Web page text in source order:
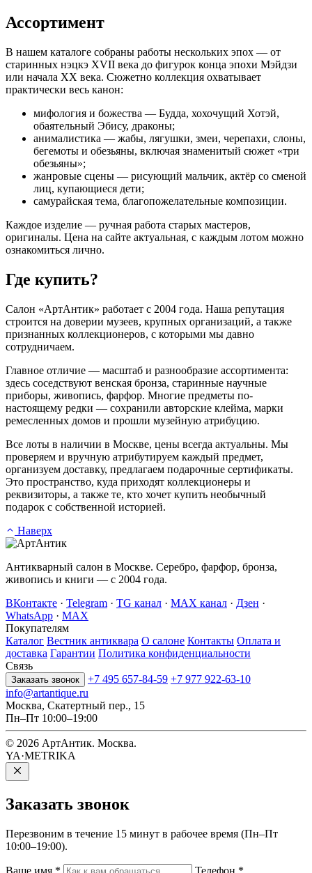
Ассортимент
В нашем каталоге собраны работы нескольких эпох — от
старинных нэцкэ XVII века до фигурок конца эпохи Мэйдзи
или начала XX века. Сюжетно коллекция охватывает
практически весь канон:
мифология и божества — Будда, хохочущий Хотэй,
обаятельный Эбису, драконы;
анималистика — жабы, лягушки, змеи, черепахи, слоны,
бегемоты и обезьяны, включая знаменитый сюжет «три
обезьяны»;
жанровые сцены — рисующий мальчик, актёр со сменой
лиц, купающиеся дети;
самурайская тема, благопожелательные композиции.
Каждое изделие — ручная работа старых мастеров,
оригиналы. Цена на сайте актуальная, с каждым лотом можно
ознакомиться лично.
Где купить?
Салон «АртАнтик» работает с 2004 года. Наша репутация
строится на доверии музеев, крупных организаций, а также
признанных коллекционеров, с которыми мы давно
сотрудничаем.
Главное отличие — масштаб и разнообразие ассортимента:
здесь соседствуют венская бронза, старинные научные
приборы, живопись, фарфор. Многие предметы по-
настоящему редки — сохранили авторские клейма, марки
ремесленных домов и прошли музейную атрибуцию.
Все лоты в наличии в Москве, цены всегда актуальны. Мы
проверяем и вручную атрибутируем каждый предмет,
организуем доставку, предлагаем подарочные сертификаты.
Это пространство, куда приходят коллекционеры и
реквизиторы, а также те, кто хочет купить необычный
подарок с собственной историей.
Наверх
Антикварный салон в Москве. Серебро, фарфор, бронза,
живопись и книги — с 2004 года.
ВКонтакте · Telegram · TG канал · MAX канал · Дзен ·
WhatsApp · MAX
Покупателям
Каталог Вестник антиквара О салоне Контакты Оплата и
доставка Гарантии Политика конфиденциальности
Связь
Заказать звонок +7 495 657-84-59 +7 977 922-63-10
info@artantique.ru
Москва, Скатертный пер., 15
Пн–Пт 10:00–19:00
© 2026 АртАнтик. Москва.
YA·METRIKA
Заказать звонок
Перезвоним в течение 15 минут в рабочее время (Пн–Пт
10:00–19:00).
Ваше имя * Телефон *